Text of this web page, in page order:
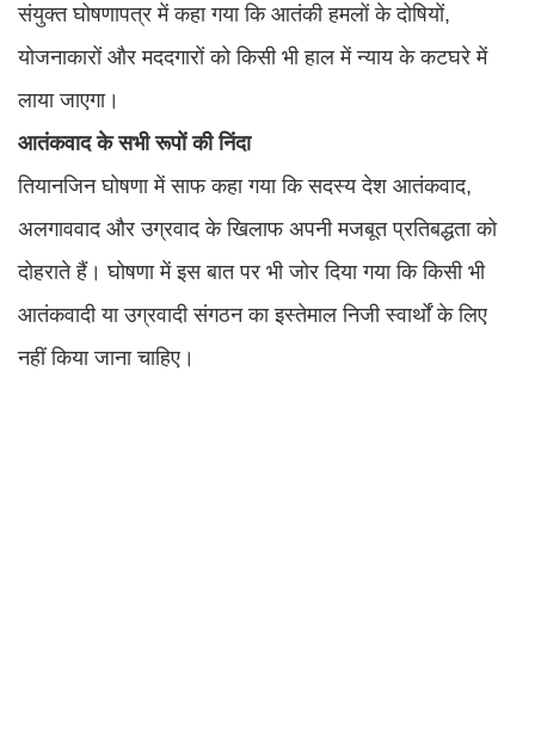
संयुक्त घोषणापत्र में कहा गया कि आतंकी हमलों के दोषियों,
योजनाकारों और मददगारों को किसी भी हाल में न्याय के कटघरे में
लाया जाएगा।
आतंकवाद के सभी रूपों की निंदा
तियानजिन घोषणा में साफ कहा गया कि सदस्य देश आतंकवाद,
अलगाववाद और उग्रवाद के खिलाफ अपनी मजबूत प्रतिबद्धता को
दोहराते हैं। घोषणा में इस बात पर भी जोर दिया गया कि किसी भी
आतंकवादी या उग्रवादी संगठन का इस्तेमाल निजी स्वार्थों के लिए
नहीं किया जाना चाहिए।